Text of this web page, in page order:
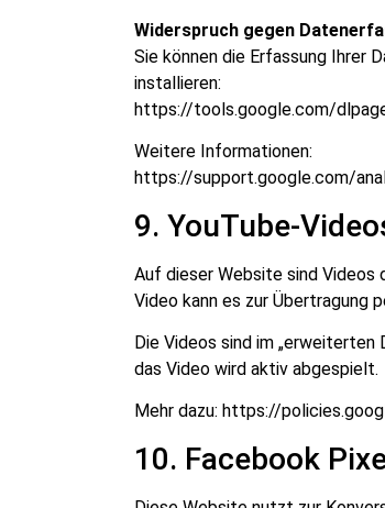
Widerspruch gegen
Sie können die Erfassung Ihrer
installieren:
https://tools.google.com/
Weitere Informationen:
https://support.google.com/
9. YouTube-
Auf dieser Website sind
Video kann es zur Übertragung
Die Videos sind im
das Video wird aktiv abgespielt.
Mehr dazu: https://
10. Facebook